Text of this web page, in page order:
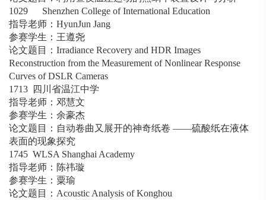
1029 Shenzhen College of International Education
指导老师：HyunJun Jang
参赛学生：王遵尧
论文题目：Irradiance Recovery and HDR Images
Reconstruction from the Measurement of Nonlinear Response
Curves of DSLR Cameras
1713 四川省温江中学
指导老师：邓慧文
参赛学生：余豪杰
论文题目：自动卷曲又展开的神奇纸卷 ——硫酸纸在液体
表面的现象探究
1745 WLSA Shanghai Academy
指导老师：陈祎璇
参赛学生：粟瑜
论文题目：Acoustic Analysis of Konghou